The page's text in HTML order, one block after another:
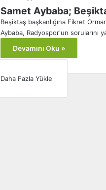
Samet Aybaba;
Beşiktaş başkanlığına Fikret
Aybaba, Radyospor'un sorularını
Devamını Oku »
Daha Fazla Yükle